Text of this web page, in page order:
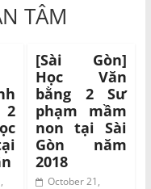
TÂM
2
[Sài Gòn]
Học Văn
bằng 2 Sư
phạm mầm
non tại Sài
Gòn năm
2018
October 21,